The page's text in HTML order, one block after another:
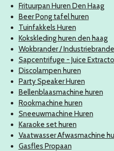
Frituurpan Huren Den Haag
Beer Pong tafel huren
Tuinfakkels Huren
Kokskleding huren den haag
Wokbrander /
Sapcentrifuge - Juice
Discolampen huren
Party Speaker Huren
Bellenblaasmachine huren
Rookmachine huren
Sneeuwmachine Huren
Karaoke set huren
Vaatwasser Afwasmachine
Gasfles Propaan